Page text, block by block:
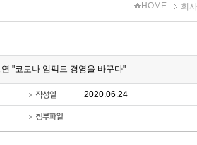
HOME 회
"코로나 임팩트 경영을 바꾸다"
2020.06.24